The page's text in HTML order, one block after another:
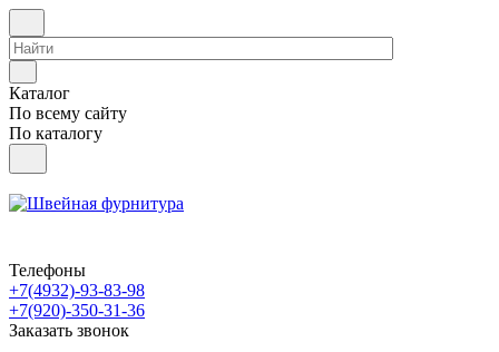
Каталог
По всему сайту
По каталогу
Телефоны
+7(4932)-93-83-98
+7(920)-350-31-36
Заказать звонок